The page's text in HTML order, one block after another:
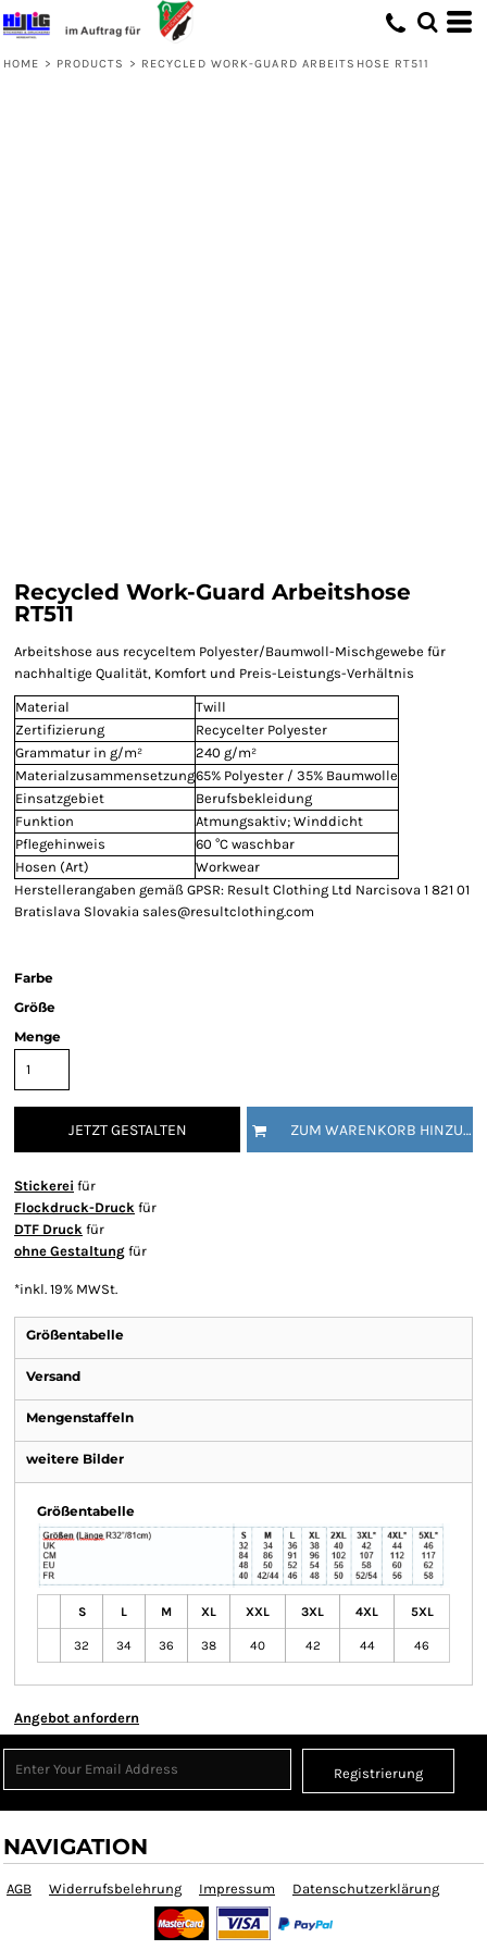
HOME > PRODUCTS > RECYCLED WORK-GUARD ARBEITSHOSE RT511
Recycled Work-Guard Arbeitshose
RT511
Arbeitshose aus recyceltem Polyester/Baumwoll-Mischgewebe für
nachhaltige Qualität, Komfort und Preis-Leistungs-Verhältnis
Material
Twill
Zertifizierung
Recycelter Polyester
Grammatur in g/m²
240 g/m²
Materialzusammensetzung65% Polyester / 35% Baumwolle
Einsatzgebiet
Berufsbekleidung
Funktion
Atmungsaktiv; Winddicht
Pflegehinweis
60 °C waschbar
Hosen (Art)
Workwear
Herstellerangaben gemäß GPSR: Result Clothing Ltd Narcisova 1 821 01
Bratislava Slovakia sales@resultclothing.com
Farbe
Größe
Menge
JETZT GESTALTEN ZUM WARENKORB HINZUFÜGEN
Stickerei für
Flockdruck-Druck für
DTF Druck für
ohne Gestaltung für
*inkl. 19% MWSt.
Größentabelle
Versand
Mengenstaffeln
weitere Bilder
Größentabelle
S L M XL XXL 3XL 4XL 5XL
32 34 36 38 40 42 44 46
Angebot anfordern
Registrierung
NAVIGATION
AGB Widerrufsbelehrung Impressum Datenschutzerklärung